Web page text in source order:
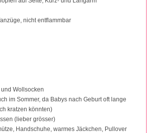
nicht entflammbar
Wollsocken
im Sommer, da Babys nach Geburt oft lange
kratzen könnten)
(lieber grösser)
Handschuhe, warmes Jäckchen, Pullover